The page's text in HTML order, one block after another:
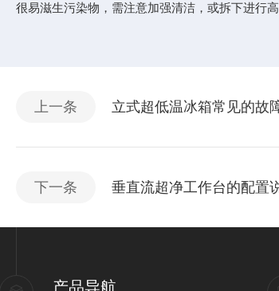
很易滋生污染物，需注意加强清洁，或拆下进行高
上一条 立式超低温冰箱常见的故
下一条 垂直流超净工作台的配置
产品导航